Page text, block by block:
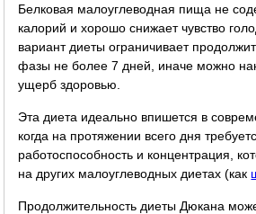
Белковая малоуглеводная пища не
калорий и хорошо снижает чувство
вариант диеты ограничивает
фазы не более 7 дней, иначе можно
ущерб здоровью.
Эта диета идеально впишется в
когда на протяжении всего дня
работоспособность и концентрация,
на других малоуглеводных диетах (как
Продолжительность диеты Дюкана